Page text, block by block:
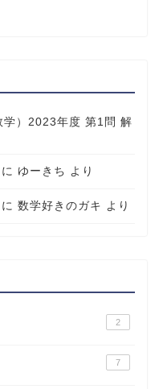
学）2023年度 第1問 解
に ゆーきち より
に 数学好きのガキ より
2
7